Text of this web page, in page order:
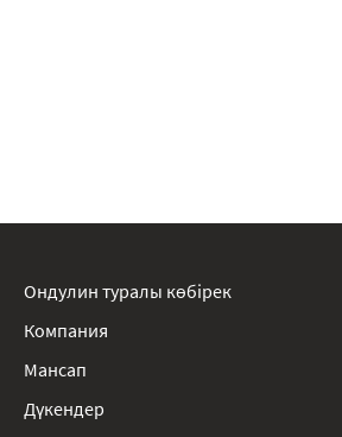
Ондулин туралы көбірек
Компания
Мансап
Дүкендер